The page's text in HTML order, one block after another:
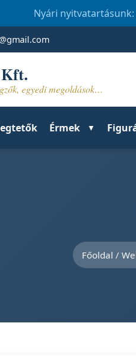
Nyári
egyedi megoldások…
Érmek
Főoldal /